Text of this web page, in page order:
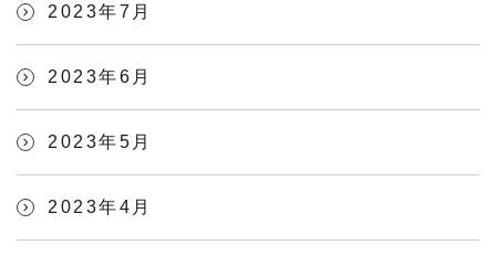
2023年7月
2023年6月
2023年5月
2023年4月